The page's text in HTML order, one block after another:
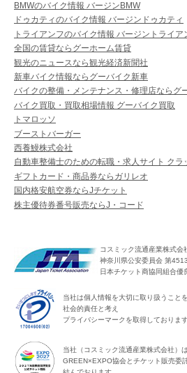
BMWのバイク情報 バージンBMW
ドゥカティのバイク情報 バージンドゥカティ
トライアンフのバイク情報 バージントライア
全国の賃貸ならグーホーム賃貸
観光のニュースなら観光経済新聞社
新車バイク情報ならグーバイク新車
バイクの整備・メンテナンス・修理店ならグ
バイク買取・買取相場情報 グーバイク買取
トマロッソ
ブーストバーガー
西養鰻株式会社
自動車整備士のための転職・求人サイト クラ
ギフトカード・商品券ならガリレオ
国内格安航空券ならJチケット
株主優待券番号販売ならJ・コード
コスミック流通産業株式会
神奈川県公安委員会 第
日本チケット商協同組合優
当社は個人情報を大切に取り扱うことを
社会的責任と考え
プライバシーマークを取得しております
当社（コスミック流通産業株式会社）は
GREEN×EXPO協会とチケット販売委